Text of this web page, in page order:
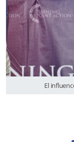
El